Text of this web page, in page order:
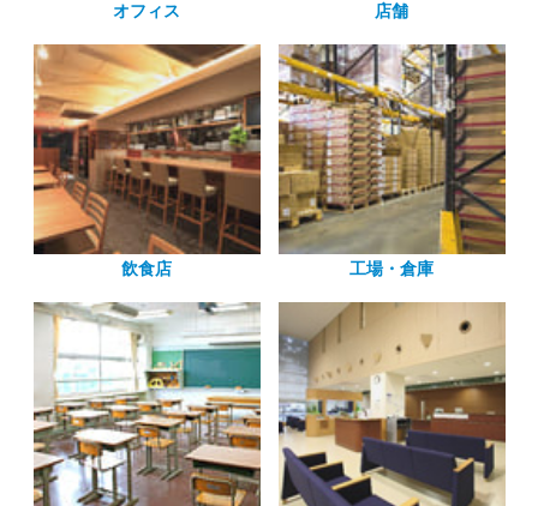
オフィス 店舗
飲食店 工場・倉庫